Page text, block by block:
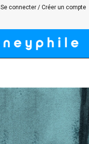
Se connecter / Créer un compte